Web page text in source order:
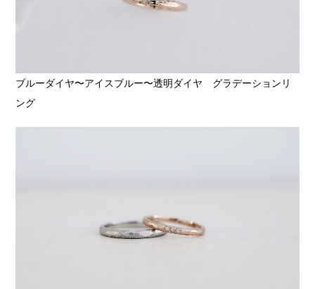
ブルーダイヤ〜アイスブルー〜透明ダイヤ グラデーションリ
ング